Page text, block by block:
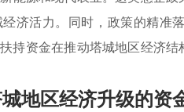
济活力。同时，政策的精准
持资金在推动塔城地区经济
地区经济升级的资